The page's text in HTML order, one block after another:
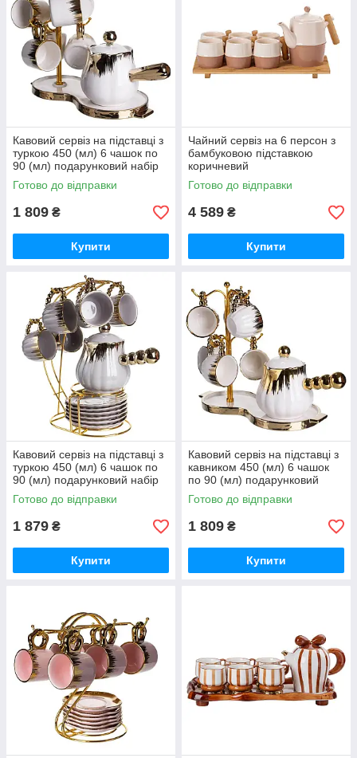
Кавовий сервіз на підставці з
туркою 450 (мл) 6 чашок по
90 (мл) подарунковий набір
чашок на підставці Білий із
золотом FM-JJ-3
Готово до відправки
1 809 ₴
Купити
Чайний сервіз на 6 персон з
бамбуковою підставкою
коричневий
Готово до відправки
4 589 ₴
Купити
Кавовий сервіз на підставці з
туркою 450 (мл) 6 чашок по
90 (мл) подарунковий набір
чашок на підставці Сірий із
золотом FM-JJ-4
Готово до відправки
1 879 ₴
Купити
Кавовий сервіз на підставці з
кавником 450 (мл) 6 чашок
по 90 (мл) подарунковий
Білий із золотом FM-JJ-5
Готово до відправки
1 809 ₴
Купити